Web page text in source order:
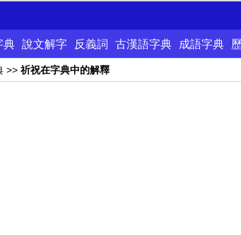
典 說文解字 反義詞 古漢語字典 成語字典
>> 祈祝在字典中的解釋